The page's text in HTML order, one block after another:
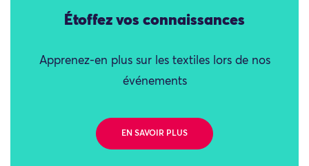
Étoffez vos connaissances
Apprenez-en plus sur les textiles lors de nos
événements
EN SAVOIR PLUS